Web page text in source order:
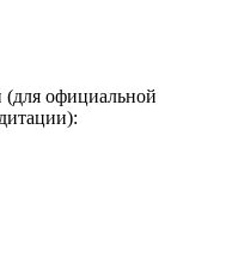
(для официальной